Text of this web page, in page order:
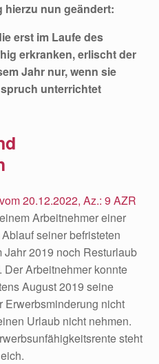
hierzu nun geändert:
erst im Laufe des
erkranken, erlischt der
Jahr nur, wenn sie
unterrichtet
20.12.2022, Az.: 9 AZR
Arbeitnehmer einer
seiner befristeten
2019 noch Resturlaub
Arbeitnehmer konnte
August 2019 seine
nicht
Urlaub nicht nehmen.
steht